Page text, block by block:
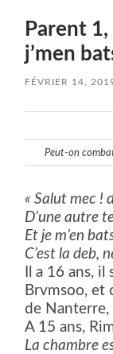
Parent
j’men
FÉVRIER 14,
Peut-on
« Salut mec !
D’une autre
Et je m’en
C’est la deb,
Il a 16 ans,
Brvmsoo, et
de Nanterre,
A 15 ans,
La chambre